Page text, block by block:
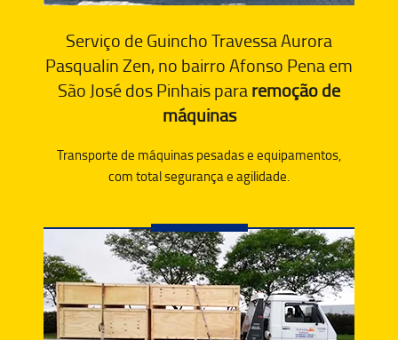
Serviço de Guincho Travessa Aurora
Pasqualin Zen, no bairro Afonso Pena em
São José dos Pinhais pararemoção de
máquinas
Transporte de máquinas pesadas e equipamentos,
com total segurança e agilidade.